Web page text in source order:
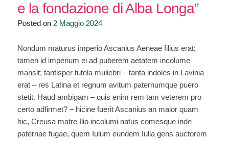
e la fondazione di Alba Longa”
Posted on 2 Maggio 2024
Nondum maturus imperio Ascanius Aeneae filius erat;
tamen id imperium ei ad puberem aetatem incolume
mansit; tantisper tutela muliebri – tanta indoles in Lavinia
erat – res Latina et regnum avitum paternumque puero
stetit. Haud ambigam – quis enim rem tam veterem pro
certo adfirmet? – hicine fuerit Ascanius an maior quam
hic, Creusa matre Ilio incolumi natus comesque inde
paternae fugae, quem Iulum eundem Iulia gens auctorem